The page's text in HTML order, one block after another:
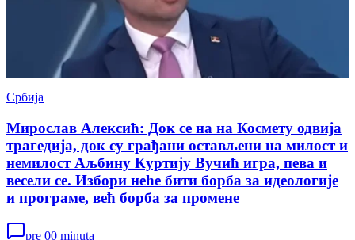
Србија
Мирослав Алексић: Док се на на Космету одвија
трагедија, док су грађани остављени на милост и
немилост Аљбину Куртију Вучић игра, пева и
весели се. Избори неће бити борба за идеологије
и програме, већ борба за промене
pre 00 minuta